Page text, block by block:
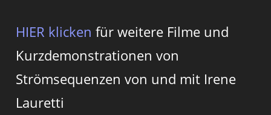
HIER klicken für weitere Filme und
Kurzdemonstrationen von
Strömsequenzen von und mit Irene
Lauretti